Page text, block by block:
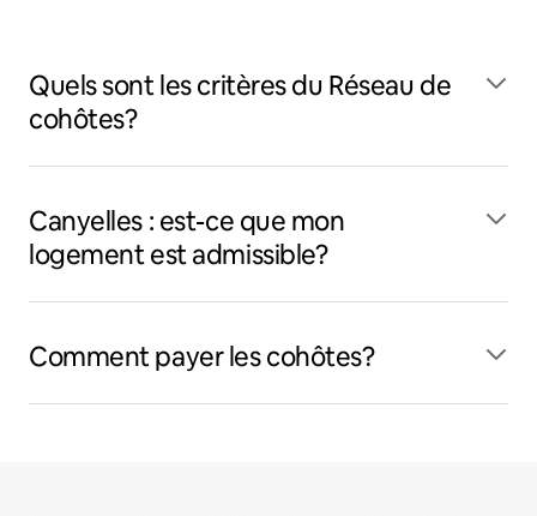
Quels sont les critères du Réseau de
cohôtes?
Canyelles : est-ce que mon
logement est admissible?
Comment payer les cohôtes?